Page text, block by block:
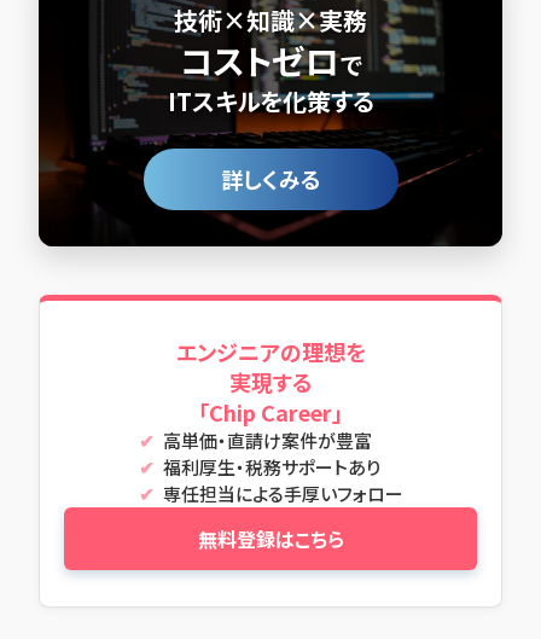
技術×知識×実務
コストゼロで
ITスキルを化策する
詳しくみる
エンジニアの理想を
実現する
「Chip Career」
高単価・直請け案件が豊富
福利厚生・税務サポートあり
専任担当による手厚いフォロー
無料登録はこちら